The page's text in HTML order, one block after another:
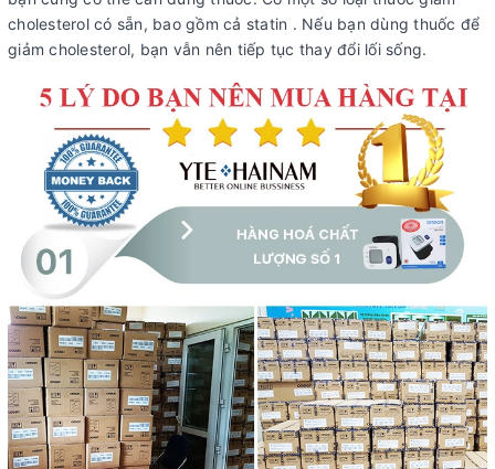
cholesterol có sẵn, bao gồm cả statin . Nếu bạn dùng thuốc để
giảm cholesterol, bạn vẫn nên tiếp tục thay đổi lối sống.